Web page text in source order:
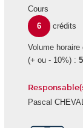
Cours
6
crédits
Volume horaire
(+ ou - 10%) :
Pascal